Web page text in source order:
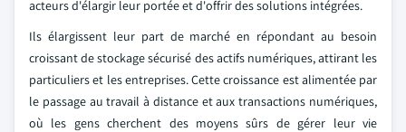
acteurs d'élargir leur portée et d'offrir des solutions intégrées.
Ils élargissent leur part de marché en répondant au besoin
croissant de stockage sécurisé des actifs numériques, attirant les
particuliers et les entreprises. Cette croissance est alimentée par
le passage au travail à distance et aux transactions numériques,
où les gens cherchent des moyens sûrs de gérer leur vie